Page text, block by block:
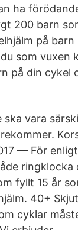
ha
200 barn
på barn
som vuxen
på din cykel
ska vara
— För
ringklocka
fyllt 15 år
40+
cyklar